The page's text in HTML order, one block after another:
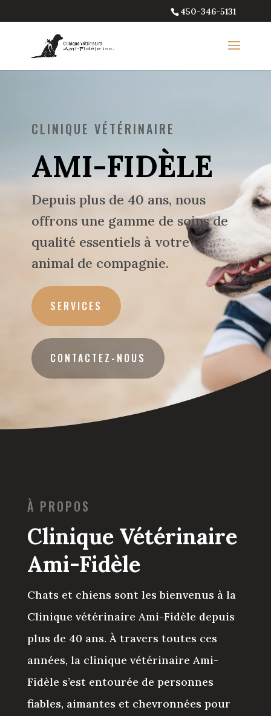
450-346-5131
CLINIQUE VÉTÉRINAIRE
AMI-FIDÈLE
Depuis plus de 40 ans, nous
offrons une gamme de soins de
qualité essentiels à votre
animal de compagnie.
SERVICES
CONTACTEZ-NOUS
À PROPOS
Clinique Vétérinaire
Ami-Fidèle
Chats et chiens sont les bienvenus à la
Clinique vétérinaire Ami-Fidèle depuis
plus de 40 ans. À travers toutes ces
années, la clinique vétérinaire Ami-
Fidèle s’est entourée de personnes
fiables, aimantes et chevronnées pour